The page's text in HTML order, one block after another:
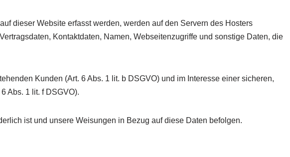
dieser Website erfasst werden, werden auf den Servern des Hosters
Kontaktdaten, Namen, Webseitenzugriffe und sonstige Daten, die
Kunden (Art. 6 Abs. 1 lit. b DSGVO) und im Interesse einer sicheren,
Abs. 1 lit. f DSGVO).
ist und unsere Weisungen in Bezug auf diese Daten befolgen.